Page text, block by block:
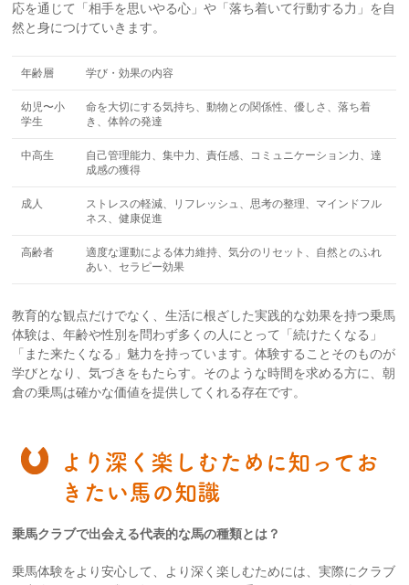
応を通じて「相手を思いやる心」や「落ち着いて行動する力」を自
然と身につけていきます。
年齢層 学び・効果の内容
幼児〜小
学生
命を大切にする気持ち、動物との関係性、優しさ、落ち着
き、体幹の発達
中高生
自己管理能力、集中力、責任感、コミュニケーション力、達
成感の獲得
成人
ストレスの軽減、リフレッシュ、思考の整理、マインドフル
ネス、健康促進
高齢者
適度な運動による体力維持、気分のリセット、自然とのふれ
あい、セラピー効果
教育的な観点だけでなく、生活に根ざした実践的な効果を持つ乗馬
体験は、年齢や性別を問わず多くの人にとって「続けたくなる」
「また来たくなる」魅力を持っています。体験することそのものが
学びとなり、気づきをもたらす。そのような時間を求める方に、朝
倉の乗馬は確かな価値を提供してくれる存在です。
より深く楽しむために知ってお
きたい馬の知識
乗馬クラブで出会える代表的な馬の種類とは？
乗馬体験をより安心して、より深く楽しむためには、実際にクラブ